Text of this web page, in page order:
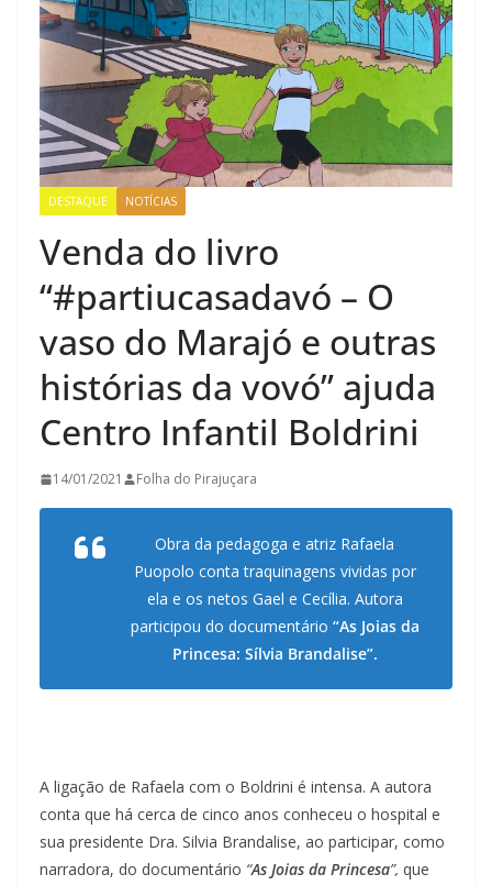
DESTAQUE NOTÍCIAS
Venda do livro
“#partiucasadavó – O
vaso do Marajó e outras
histórias da vovó” ajuda
Centro Infantil Boldrini
14/01/2021 Folha do Pirajuçara
Obra da pedagoga e atriz Rafaela
Puopolo conta traquinagens vividas por
ela e os netos Gael e Cecília. Autora
participou do documentário “As Joias da
Princesa: Sílvia Brandalise”.
A ligação de Rafaela com o Boldrini é intensa. A autora
conta que há cerca de cinco anos conheceu o hospital e
sua presidente Dra. Silvia Brandalise, ao participar, como
narradora, do documentário “As Joias da Princesa”, que